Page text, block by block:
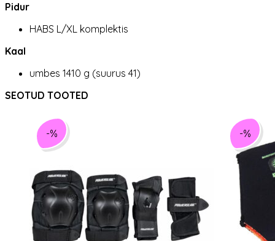
Pidur
HABS L/XL komplektis
Kaal
umbes 1410 g (suurus 41)
SEOTUD TOOTED
-% -%